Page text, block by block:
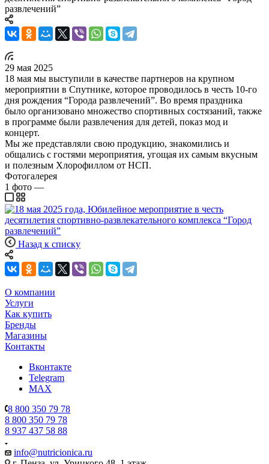
развлечений”
29 мая 2025
18 мая мы выступили в качестве партнеров на крупном
мероприятии в Спутнике, которое проводилось в честь 10-го
дня рождения “Города развлечений”. Во время праздника
было организовано множество спортивных состязаний, также
в программе были развлечения для детей, показ мод и
концерт.
Мы же представляли свою продукцию, знакомились и
общались с гостями мероприятия, угощая их самым вкусным
и полезным Хлорофиллом от НСП.
Фотогалерея
1 фото —
Назад к списку
О компании
Услуги
Как купить
Бренды
Магазины
Контакты
Вконтакте
Telegram
MAX
8 800 350 79 78
8 800 350 79 78
8 937 437 58 88
info@nutricionica.ru